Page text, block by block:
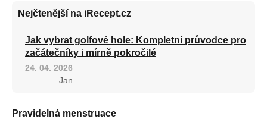
Nejčtenější na iRecept.cz
Jak vybrat golfové hole: Kompletní průvodce pro
začátečníky i mírně pokročilé
24. 04. 2026
Jan
Pravidelná menstruace